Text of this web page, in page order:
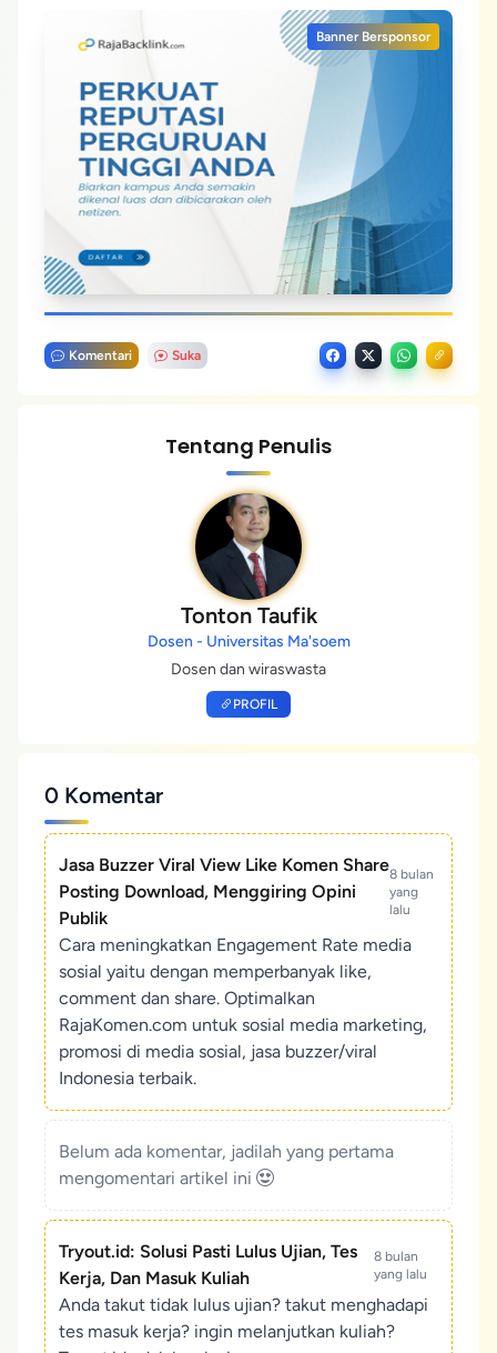
Banner Bersponsor
Komentari Suka
Tentang Penulis
Tonton Taufik
Dosen - Universitas Ma'soem
Dosen dan wiraswasta
PROFIL
0 Komentar
Jasa Buzzer Viral View Like Komen Share
Posting Download, Menggiring Opini
Publik
8 bulan
yang
lalu
Cara meningkatkan Engagement Rate media
sosial yaitu dengan memperbanyak like,
comment dan share. Optimalkan
RajaKomen.com untuk sosial media marketing,
promosi di media sosial, jasa buzzer/viral
Indonesia terbaik.
Belum ada komentar, jadilah yang pertama
mengomentari artikel ini
Tryout.id: Solusi Pasti Lulus Ujian, Tes
Kerja, Dan Masuk Kuliah
8 bulan
yang lalu
Anda takut tidak lulus ujian? takut menghadapi
tes masuk kerja? ingin melanjutkan kuliah?